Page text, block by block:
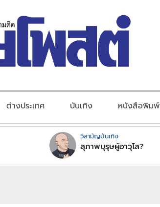
ต่างประเทศ บันเทิง หนังสือพิมพ์
วิสามัญบันเทิง
สุภาพบุรุษผู้อาวุโส?